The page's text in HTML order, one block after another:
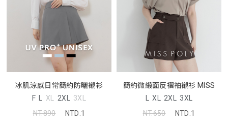
冰肌涼感日常簡約防曬襯衫
F L XL 2XL 3XL
NT.890
NTD.1
簡約微緞面反褶袖襯衫 MISS
L XL 2XL 3XL
NT.650
NTD.1